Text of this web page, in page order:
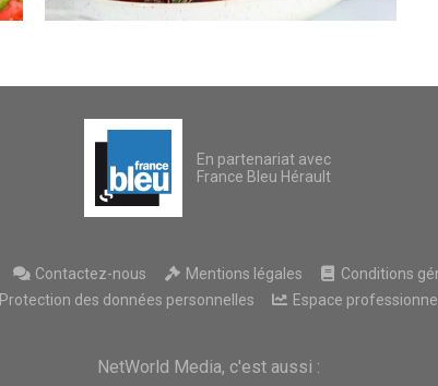
En partenariat avec
France Bleu Hérault
Contactez-nous Mentions légales
Conditions
Protection des données personnelles
Espace professionnel
NetWorld Media, c'est aussi :